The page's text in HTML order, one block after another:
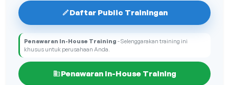
Daftar Public Trainingan
Penawaran In-House Training - Selenggarakan training ini
khusus untuk perusahaan Anda.
Penawaran In-House Training